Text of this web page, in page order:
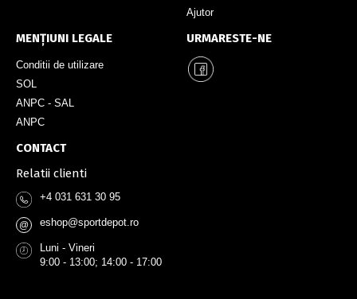
Ajutor
MENȚIUNI LEGALE
Conditii de utilizare
SOL
ANPC - SAL
ANPC
URMARESTE-NE
CONTACT
Relatii clienti
+4 031 631 30 95
@ eshop@sportdepot.ro
Luni - Vineri
9:00 - 13:00; 14:00 - 17:00